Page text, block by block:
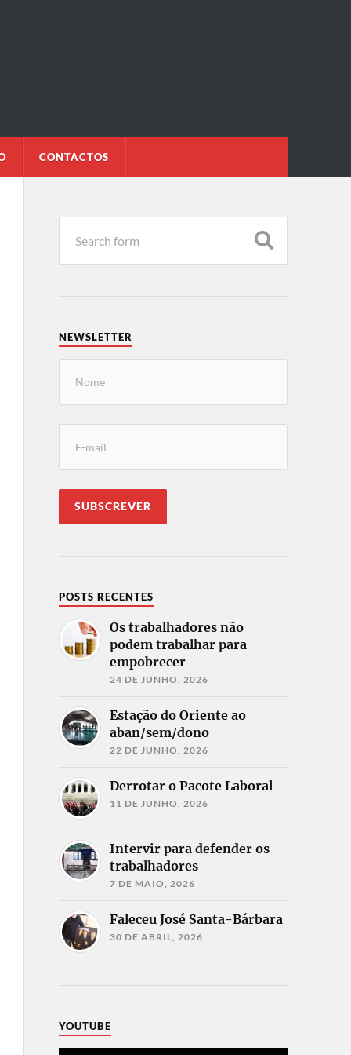
CONTACTOS
NEWSLETTER
POSTS RECENTES
Os trabalhadores não
podem trabalhar para
empobrecer
24 DE JUNHO, 2026
Estação do Oriente ao
aban/sem/dono
22 DE JUNHO, 2026
Derrotar o Pacote Laboral
11 DE JUNHO, 2026
Intervir para defender os
trabalhadores
7 DE MAIO, 2026
Faleceu José Santa-Bárbara
30 DE ABRIL, 2026
YOUTUBE